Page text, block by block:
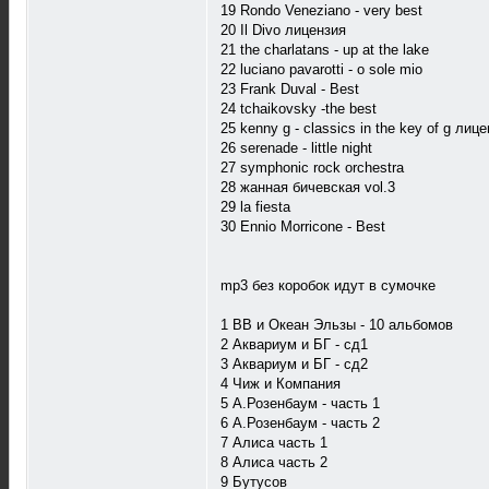
19 Rondo Veneziano - very best
20 Il Divo лицензия
21 the charlatans - up at the lake
22 luciano pavarotti - o sole mio
23 Frank Duval - Best
24 tchaikovsky -the best
25 kenny g - classics in the key of g
26 serenade - little night
27 symphonic rock orchestra
28 жанная бичевская vol.3
29 la fiesta
30 Ennio Morricone - Best
mp3 без коробок идут в сумочке
1 ВВ и Океан Эльзы - 10 альбомов
2 Аквариум и БГ - сд1
3 Аквариум и БГ - сд2
4 Чиж и Компания
5 А.Розенбаум - часть 1
6 А.Розенбаум - часть 2
7 Алиса часть 1
8 Алиса часть 2
9 Бутусов